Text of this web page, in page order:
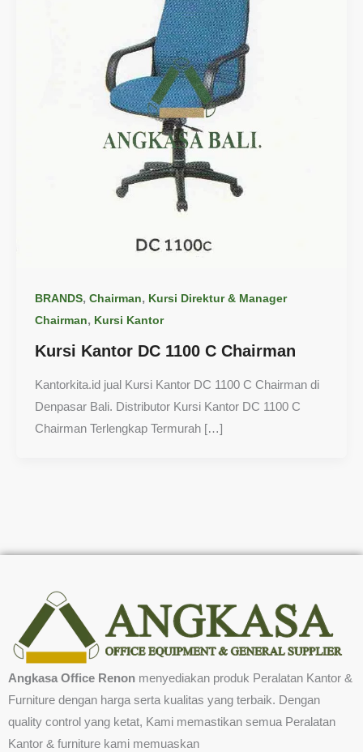
BRANDS, Chairman, Kursi Direktur & Manager
Chairman, Kursi Kantor
Kursi Kantor DC 1100 C Chairman
Kantorkita.id jual Kursi Kantor DC 1100 C Chairman di
Denpasar Bali. Distributor Kursi Kantor DC 1100 C
Chairman Terlengkap Termurah […]
Angkasa Office Renon menyediakan produk Peralatan Kantor &
Furniture dengan harga serta kualitas yang terbaik. Dengan
quality control yang ketat, Kami memastikan semua Peralatan
Kantor & furniture kami memuaskan